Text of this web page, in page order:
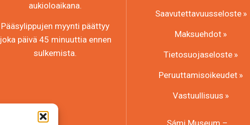
aukioloaikana.
Pääsylippujen myynti päättyy
joka päivä 45 minuuttia ennen
sulkemista.
Saavutettavuusseloste
Maksuehdot
Tietosuojaseloste
Peruuttamisoikeudet
Vastuullisuus